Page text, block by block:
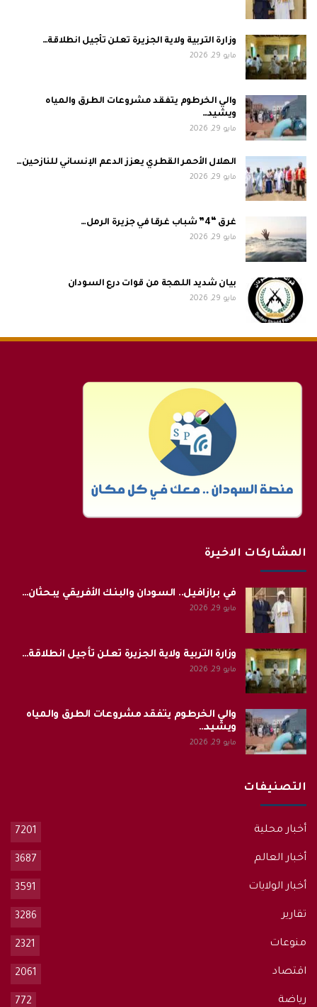
وزارة التربية ولاية الجزيرة تعلن تأجيل انطلاقة…
مايو 29, 2026
والي الخرطوم يتفقد مشروعات الطرق والمياه
ويشيد…
مايو 29, 2026
الهلال الأحمر القطري يعزز الدعم الإنساني للنازحين…
مايو 29, 2026
غرق “4” شباب غرقا في جزيرة الرمل…
مايو 29, 2026
بيان شديد اللهجة من قوات درع السودان
مايو 29, 2026
المشاركات الاخيرة
في برازافيل.. السودان والبنك الأفريقي يبحثان…
مايو 29, 2026
وزارة التربية ولاية الجزيرة تعلن تأجيل انطلاقة…
مايو 29, 2026
والي الخرطوم يتفقد مشروعات الطرق والمياه
ويشيد…
مايو 29, 2026
التصنيفات
أخبار محلية 7201
أخبار العالم 3687
أخبار الولايات 3591
تقارير 3286
منوعات 2321
اقتصاد 2061
رياضة 772